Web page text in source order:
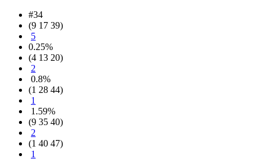
#34
(9 17 39)
5
0.25%
(4 13 20)
2
0.8%
(1 28 44)
1
1.59%
(9 35 40)
2
(1 40 47)
1